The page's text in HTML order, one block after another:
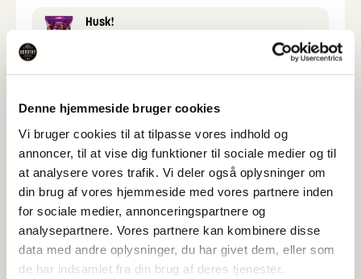
Denne hjemmeside bruger cookies
Vi bruger cookies til at tilpasse vores indhold og
annoncer, til at vise dig funktioner til sociale medier og til
at analysere vores trafik. Vi deler også oplysninger om
din brug af vores hjemmeside med vores partnere inden
for sociale medier, annonceringspartnere og
analysepartnere. Vores partnere kan kombinere disse
data med andre oplysninger, du har givet dem, eller som
de har indsamlet fra din brug af deres tjenester.
Forestil dig at sidde foran pejsen med en varm kop
kakao eller krydret te. Du løfter koppen, og vores
Nordthy kopkiks, hviler perfekt på kanten, klar til at
sprøde konsistens og delikate krydderier går hånd i
hånd med den intime hygge, du søger.
Uanset om du nyder øjeblikket alene eller deler det
med dem, du holder af, vil vores Nordthy kopkiks
tilføje et strejf af tradition og varme til f.eks. din
juletid – en lille, men betydningsfuld detalje til dine
lune drikke.
Husk!
slikpose 170 g.
Næringsindhold
Specifikationer